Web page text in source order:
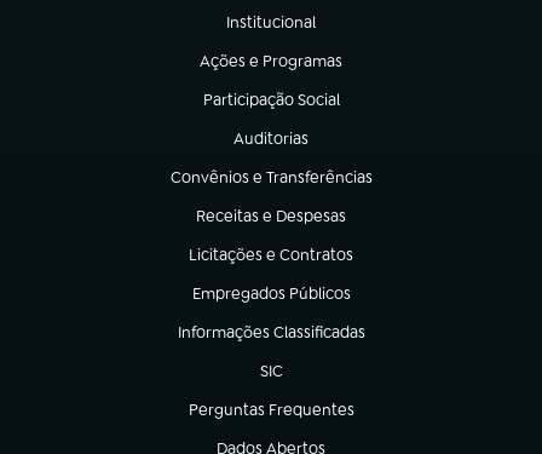
Institucional
(abre em nova aba)
Ações e Programas
(abre em nova aba)
Participação Social
(abre em nova aba)
Auditorias
(abre em nova aba)
Convênios e Transferências
(abre em nova aba)
Receitas e Despesas
(abre em nova aba)
Licitações e Contratos
(abre em nova aba)
Empregados Públicos
(abre em nova aba)
Informações Classificadas
(abre em nova aba)
SIC
(abre em nova aba)
Perguntas Frequentes
(abre em nova aba)
Dados Abertos